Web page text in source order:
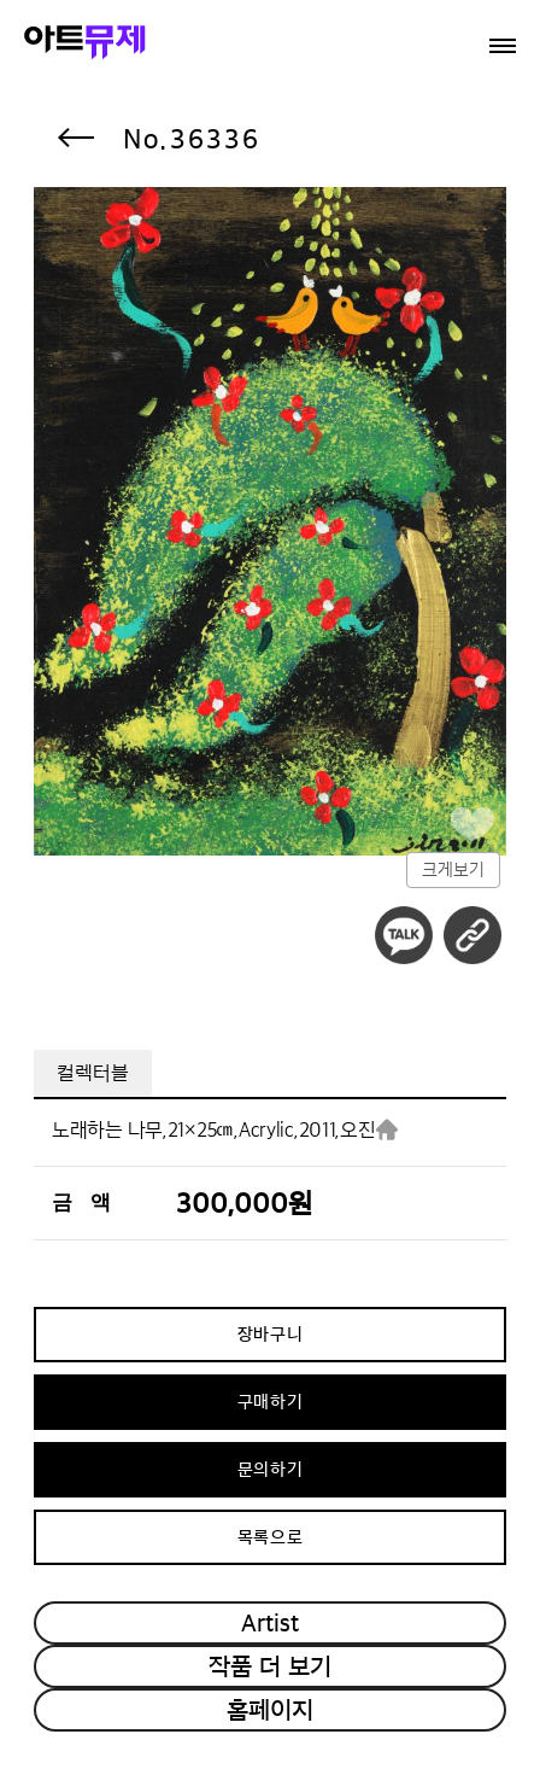
36336
크게보기
컬렉터블
노래하는 나무, 21×25㎝, Acrylic, 2011, 오진
금 액 300,000원
장바구니
구매하기
문의하기
목록으로
Artist
작품 더 보기
홈페이지